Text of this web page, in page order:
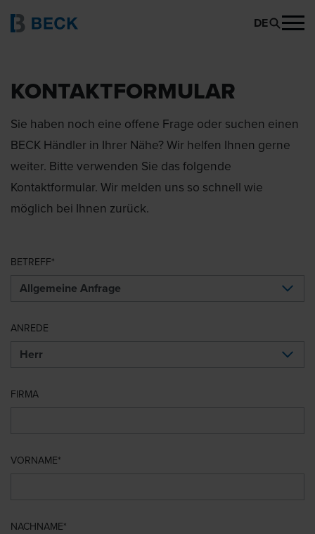
DE
KONTAKTFORMULAR
Sie haben noch eine offene Frage oder suchen einen
BECK Händler in Ihrer Nähe? Wir helfen Ihnen gerne
weiter. Bitte verwenden Sie das folgende
Kontaktformular. Wir melden uns so schnell wie
möglich bei Ihnen zurück.
BETREFF
ANREDE
FIRMA
VORNAME
NACHNAME